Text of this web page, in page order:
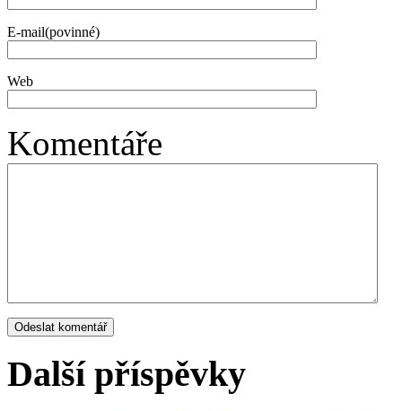
E-mail(povinné)
Web
Komentáře
Další příspěvky